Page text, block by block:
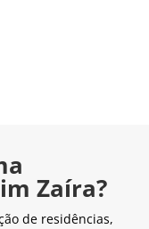
Zaíra?
de residências,